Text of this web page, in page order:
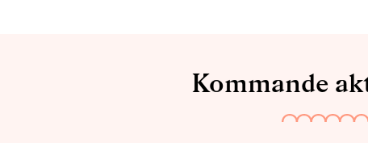
Kommande